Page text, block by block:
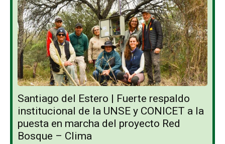
Santiago del Estero | Fuerte respaldo
institucional de la UNSE y CONICET a la
puesta en marcha del proyecto Red
Bosque – Clima